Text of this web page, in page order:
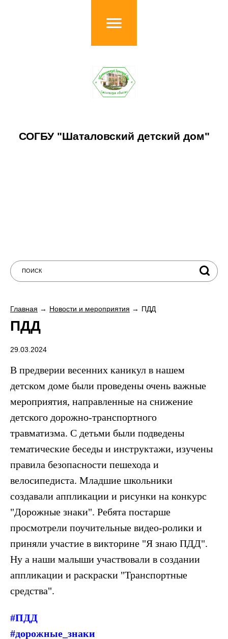
СОГБУ "Шаталовский детский дом"
Главная Новости и мероприятия ПДД
ПДД
29.03.2024
В предверии весенних каникул в нашем
детском доме были проведены очень важные
мероприятия, направленные на снижение
детского дорожно-транспортного
травматизма. С детьми были подведены
тематические беседы и инструктажи, изучены
правила безопасности пешехода и
велосипедиста. Младшие школьники
создавали аппликации и рисунки на конкурс
"Дорожные знаки". Ребята постарше
просмотрели поучительные видео-ролики и
приняли участие в викторине "Я знаю ПДД".
Ну а наши малыши участвовали в создании
аппликации и раскраски "Транспортные
средства".
#ПДД
#дорожные_знаки